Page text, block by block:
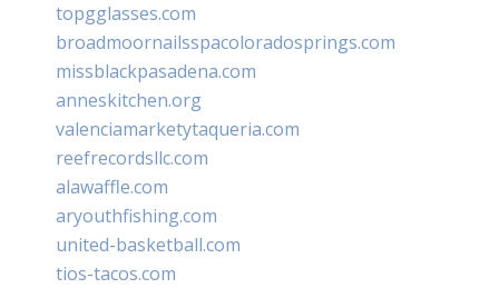
topgglasses.com
broadmoornailsspacoloradosprings.com
missblackpasadena.com
anneskitchen.org
valenciamarketytaqueria.com
reefrecordsllc.com
alawaffle.com
aryouthfishing.com
united-basketball.com
tios-tacos.com